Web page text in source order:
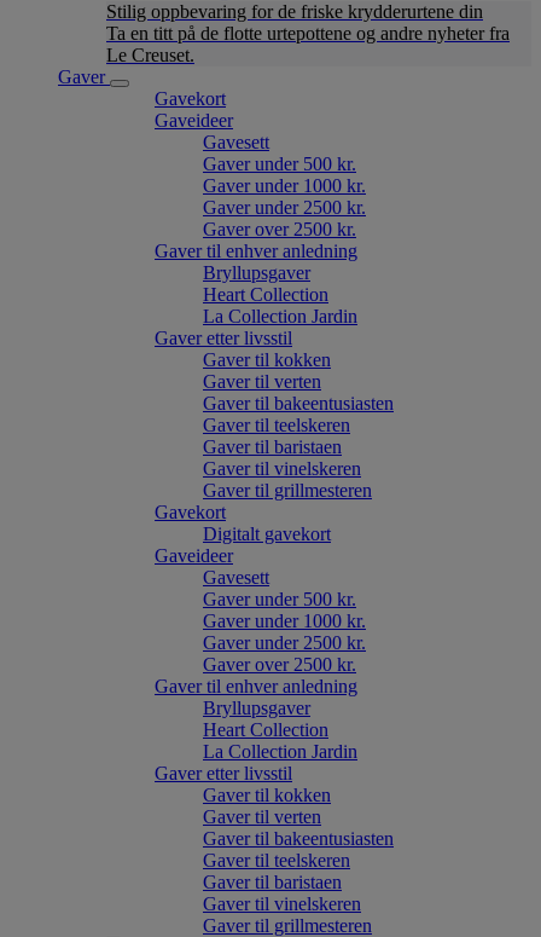
Stilig oppbevaring for de friske krydderurtene din
Ta en titt på de flotte urtepottene og andre nyheter fra
Le Creuset.
Gaver
Gavekort
Gaveideer
Gavesett
Gaver under 500 kr.
Gaver under 1000 kr.
Gaver under 2500 kr.
Gaver over 2500 kr.
Gaver til enhver anledning
Bryllupsgaver
Heart Collection
La Collection Jardin
Gaver etter livsstil
Gaver til kokken
Gaver til verten
Gaver til bakeentusiasten
Gaver til teelskeren
Gaver til baristaen
Gaver til vinelskeren
Gaver til grillmesteren
Gavekort
Digitalt gavekort
Gaveideer
Gavesett
Gaver under 500 kr.
Gaver under 1000 kr.
Gaver under 2500 kr.
Gaver over 2500 kr.
Gaver til enhver anledning
Bryllupsgaver
Heart Collection
La Collection Jardin
Gaver etter livsstil
Gaver til kokken
Gaver til verten
Gaver til bakeentusiasten
Gaver til teelskeren
Gaver til baristaen
Gaver til vinelskeren
Gaver til grillmesteren